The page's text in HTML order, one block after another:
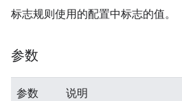
标志规则使用的配置中标志的值。
参数
参数 说明